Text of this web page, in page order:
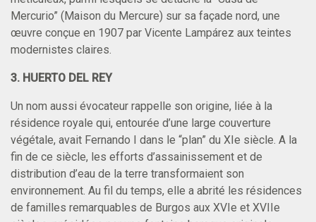
Mercurio” (Maison du Mercure) sur sa façade nord, une
œuvre conçue en 1907 par Vicente Lampárez aux teintes
modernistes claires.
3. HUERTO DEL REY
Un nom aussi évocateur rappelle son origine, liée à la
résidence royale qui, entourée d’une large couverture
végétale, avait Fernando I dans le “plan” du XIe siècle. A la
fin de ce siècle, les efforts d’assainissement et de
distribution d’eau de la terre transformaient son
environnement. Au fil du temps, elle a abrité les résidences
de familles remarquables de Burgos aux XVIe et XVIIe